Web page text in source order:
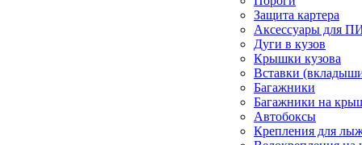
Защита картера
Аксессуары для
Дуги в кузов
Крышки кузова
Вставки
Багажники
Багажники на
Автобоксы
Крепления для